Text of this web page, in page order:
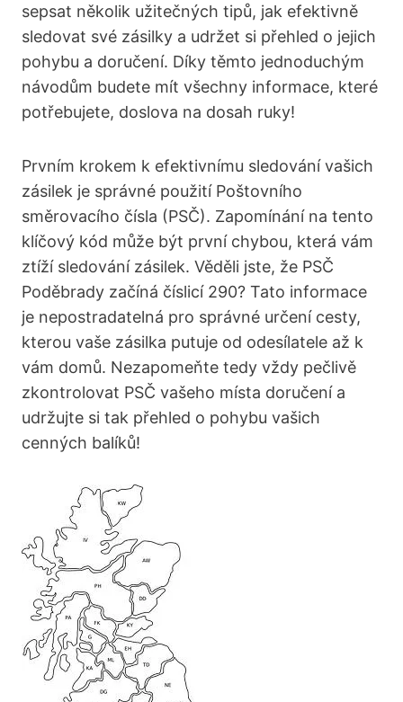
sepsat několik užitečných tipů, jak efektivně
sledovat své zásilky a udržet si přehled o jejich
pohybu a doručení. Díky těmto jednoduchým
návodům budete mít všechny informace, které
potřebujete, doslova na dosah ruky!
Prvním krokem k efektivnímu sledování vašich
zásilek je správné použití Poštovního
směrovacího čísla (PSČ). Zapomínání na tento
klíčový kód může být první chybou, která vám
ztíží sledování zásilek. Věděli jste, že PSČ
Poděbrady začíná číslicí 290? Tato informace
je nepostradatelná pro správné určení cesty,
kterou vaše zásilka putuje od odesílatele až k
vám domů. Nezapomeňte tedy vždy pečlivě
zkontrolovat PSČ vašeho místa doručení a
udržujte si tak přehled o pohybu vašich
cenných balíků!